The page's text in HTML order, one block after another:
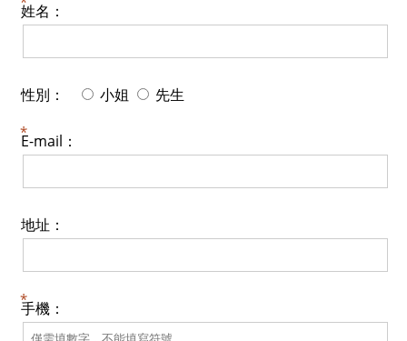
姓名：
性別： 小姐 先生
E-mail：
地址：
手機：